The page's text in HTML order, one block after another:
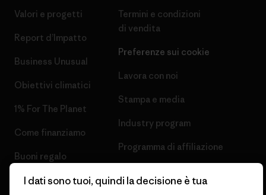
Valori e progetti
Report d’Impatto
Business Unusual
Obiettivi climatici
1% For The Planet
Come finanziamo
Buoni regalo
Trova un negozio
Termini e condizioni
di vendita
Preferenze sui cookie
Lavora con noi
Stampa e media
Industry program
Programma di affiliazione
I dati sono tuoi, quindi la decisione è tua